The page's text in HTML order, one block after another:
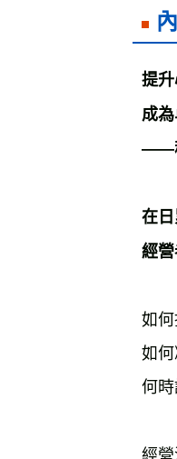
提
成
——
在
經
如
如
何
經